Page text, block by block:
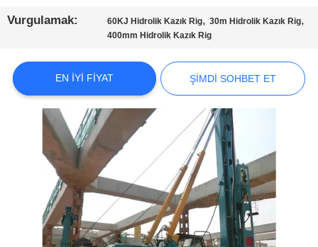
SOHBET
ET
COMPANY
NEWS
SITE
HARITASI
Vurgulamak: 60KJ Hidrolik Kazık Rig,30m Hidrolik Kazık Rig,
400mm Hidrolik Kazık Rig
EN IYI FIYAT ŞIMDI SOHBET ET